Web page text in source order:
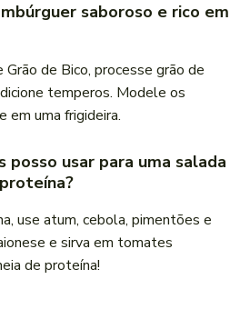
saboroso e rico em
Grão de Bico, processe grão de
temperos. Modele os
em uma frigideira.
posso usar para uma salada
use atum, cebola, pimentões e
e sirva em tomates
de proteína!